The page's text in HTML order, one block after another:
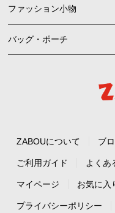
ファッション小物
バッグ・ポーチ
ZABOUについて ブ
ご利用ガイド よくあ
マイページ お気に入
プライバシーポリシー